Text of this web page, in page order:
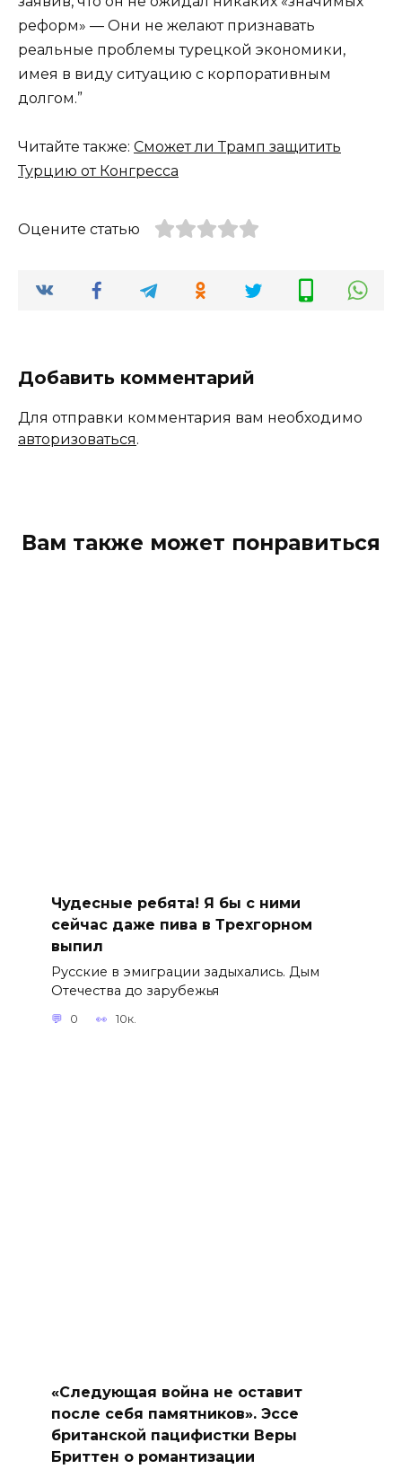
реформ» — Они не желают признавать
реальные проблемы турецкой экономики,
имея в виду ситуацию с корпоративным
долгом.”
Читайте также: Сможет ли Трамп защитить
Турцию от Конгресса
Оцените статью
Добавить комментарий
Для отправки комментария вам необходимо
авторизоваться.
Вам также может понравиться
Чудесные ребята! Я бы с ними
сейчас даже пива в Трехгорном
выпил
Русские в эмиграции задыхались. Дым
Отечества до зарубежья
0 10к.
«Следующая война не оставит
после себя памятников». Эссе
британской пацифистки Веры
Бриттен о романтизации